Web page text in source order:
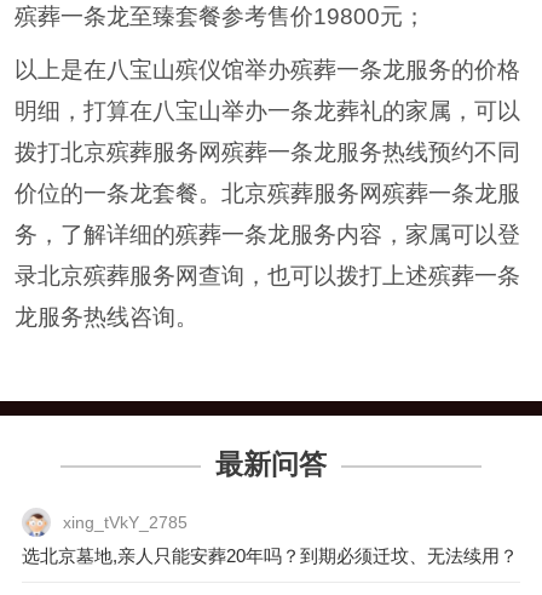
殡葬一条龙至臻套餐参考售价19800元；
以上是在八宝山殡仪馆举办殡葬一条龙服务的价格
明细，打算在八宝山举办一条龙葬礼的家属，可以
拨打北京殡葬服务网殡葬一条龙服务热线预约不同
价位的一条龙套餐。北京殡葬服务网殡葬一条龙服
务，了解详细的殡葬一条龙服务内容，家属可以登
录北京殡葬服务网查询，也可以拨打上述殡葬一条
龙服务热线咨询。
最新问答
xing_tVkY_2785
选北京墓地,亲人只能安葬20年吗？到期必须迁坟、无法续用？